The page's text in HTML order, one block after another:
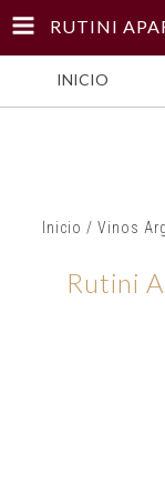
RUTINI
INICIO
Inicio / Vinos
Rutini